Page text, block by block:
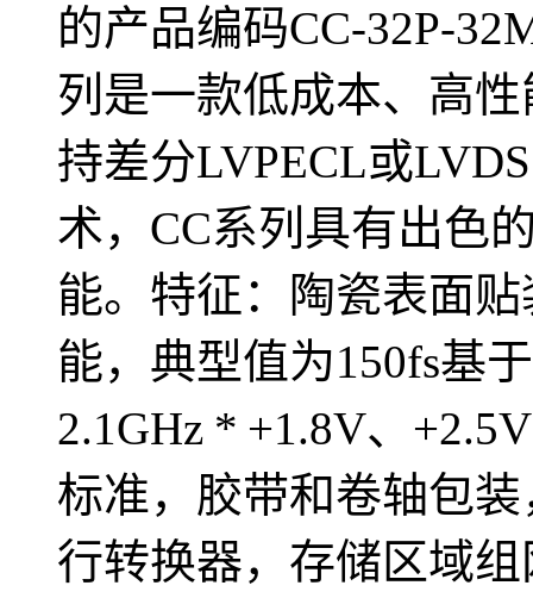
的产品编码CC-32P-
列是一款低成本、高性
持差分LVPECL或
术，CC系列具有出色
能。特征：陶瓷表面
能，典型值为150fs基
2.1GHz * +1.8V、
标准，胶带和卷轴包
行转换器，存储区域